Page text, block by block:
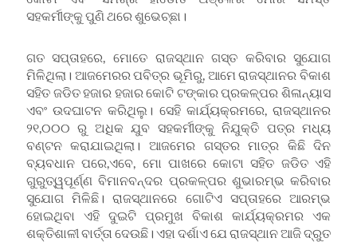
ସହକର୍ମୀଙ୍କୁ ପୁଣି ଥରେ ଶୁଭେଚ୍ଛା।
ଗତ ସପ୍ତାହରେ, ମୋତେ ରାଜସ୍ଥାନ ଗସ୍ତ କରିବାର ସୁଯୋଗ
ମିଳିଥିଲା। ଆଜମେରର ପବିତ୍ର ଭୂମିରୁ, ଆମେ ରାଜସ୍ଥାନର ବିକାଶ
ସହିତ ଜଡିତ ହଜାର ହଜାର କୋଟି ଟଙ୍କାର ପ୍ରକଳ୍ପର ଶିଳାନ୍ୟାସ
ଏବଂ ଉଦଘାଟନ କରିଥିଲୁ। ସେହି କାର୍ଯ୍ୟକ୍ରମରେ, ରାଜସ୍ଥାନର
୨୧,୦୦୦ ରୁ ଅଧିକ ଯୁବ ସହକର୍ମୀଙ୍କୁ ନିଯୁକ୍ତି ପତ୍ର ମଧ୍ୟ
ବଣ୍ଟନ କରାଯାଇଥିଲା। ଆଜମେର ଗସ୍ତର ମାତ୍ର କିଛି ଦିନ
ବ୍ୟବଧାନ ପରେ,ଏବେ, ମୋ ପାଖରେ କୋଟା ସହିତ ଜଡିତ ଏହି
ଗୁରୁତ୍ୱପୂର୍ଣ୍ଣ ବିମାନବନ୍ଦର ପ୍ରକଳ୍ପର ଶୁଭାରମ୍ଭ କରିବାର
ସୁଯୋଗ ମିଳିଛି। ରାଜସ୍ଥାନରେ ଗୋଟିଏ ସପ୍ତାହରେ ଆରମ୍ଭ
ହୋଇଥିବା ଏହି ଦୁଇଟି ପ୍ରମୁଖ ବିକାଶ କାର୍ଯ୍ୟକ୍ରମର ଏକ
ଶକ୍ତିଶାଳୀ ବାର୍ତ୍ତା ଦେଉଛି। ଏହା ଦର୍ଶାଏ ଯେ ରାଜସ୍ଥାନ ଆଜି ଦ୍ରୁତ